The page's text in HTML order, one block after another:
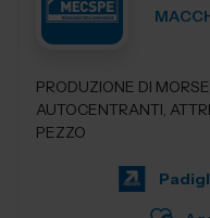
PRODUZIONE DI
AUTOCENTRANTI,
PEZZO